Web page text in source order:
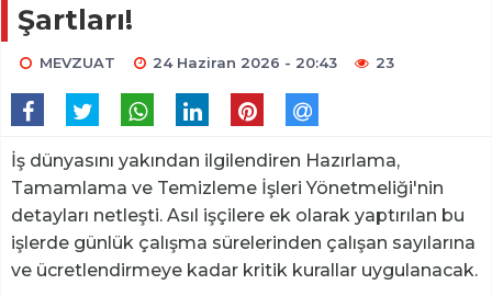
Şartları!
MEVZUAT 24 Haziran 2026 - 20:43 23
İş dünyasını yakından ilgilendiren Hazırlama,
Tamamlama ve Temizleme İşleri Yönetmeliği'nin
detayları netleşti. Asıl işçilere ek olarak yaptırılan bu
işlerde günlük çalışma sürelerinden çalışan sayılarına
ve ücretlendirmeye kadar kritik kurallar uygulanacak.